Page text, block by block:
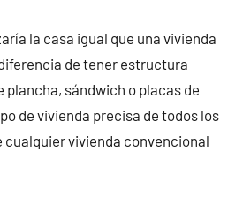
la casa igual que una vivienda
de tener estructura
plancha, sándwich o placas de
de vivienda precisa de todos los
cualquier vivienda convencional